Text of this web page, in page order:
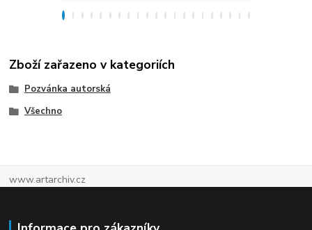
Zboží zařazeno v kategoriích
Pozvánka autorská
Všechno
www.artarchiv.cz